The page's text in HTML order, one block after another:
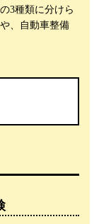
3種類に分けら
、自動車整備